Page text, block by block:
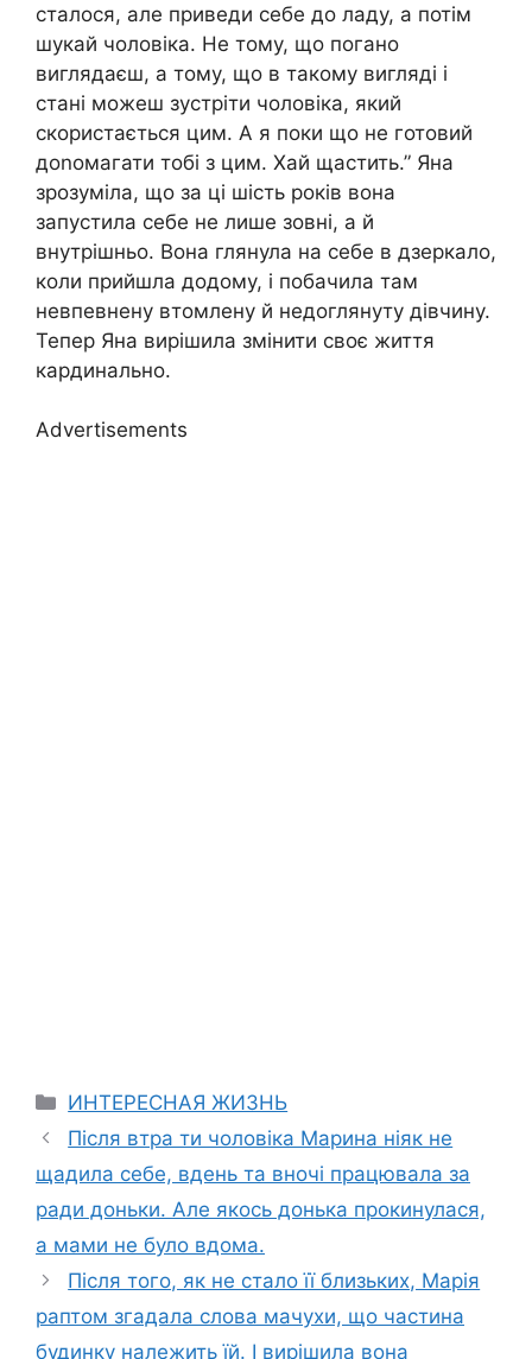
сталося, але приведи себе до ладу, а потім
шукай чоловіка. Не тому, що погано
виглядаєш, а тому, що в такому вигляді і
стані можеш зустріти чоловіка, який
скористається цим. А я поки що не готовий
доnомагати тобі з цим. Хай щастить.” Яна
зрозуміла, що за ці шість років вона
запустила себе не лише зовні, а й
внутрішньо. Вона глянула на себе в дзеркало,
коли прийшла додому, і побачила там
невпевнену втомлену й недоглянуту дівчину.
Тепер Яна вирішила змінити своє життя
кардинально.
Advertisements
Categories
ИНТЕРЕСНАЯ ЖИЗНЬ
Після втра ти чоловіка Марина ніяк не
щадила себе, вдень та вночі працювала за
ради доньки. Але якось донька прокинулася,
а мами не було вдома.
Після того, як не стало її близьких, Марія
раптом згадала слова мачухи, що частина
будинку належить їй. І вирішила вона